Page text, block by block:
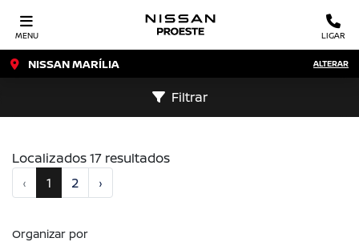
MENU LIGAR
NISSAN MARÍLIA ALTERAR
Localizados 17 resultados
‹
1 2 ›
Filtrar
Organizar por